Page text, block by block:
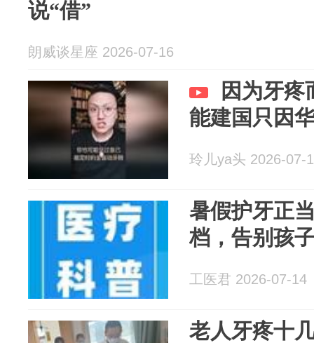
说“借”
朗威谈星座 2026-07-16
因为牙疼
能建国只因
玲儿ya头 2026-07-
暑假护牙正
档，告别孩
工医君 2026-07-14
老人牙疼十